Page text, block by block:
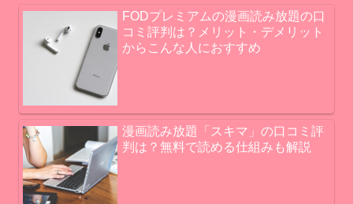
FODプレミアムの漫画読み放題の口
コミ評判は？メリット・デメリット
からこんな人におすすめ
漫画読み放題「スキマ」の口コミ評
判は？無料で読める仕組みも解説